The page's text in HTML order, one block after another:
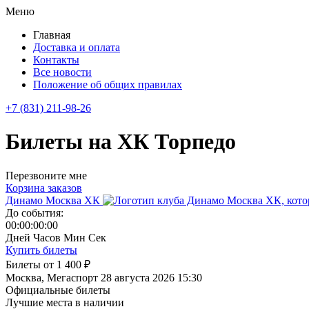
Меню
Главная
Доставка и оплата
Контакты
Все новости
Положение об общих правилах
+7 (831) 211-98-26
Билеты на ХК Торпедо
Перезвоните мне
Корзина заказов
Динамо Москва ХК
До события:
00:00:00:00
Дней Часов Мин Сек
Купить билеты
Билеты от 1 400 ₽
Москва, Мегаспорт 28 августа 2026 15:30
Официальные билеты
Лучшие места в наличии